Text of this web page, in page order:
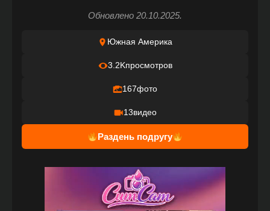
Обновлено 20.10.2025.
Южная Америка
3.2Kпросмотров
167фото
13видео
Раздень подругу